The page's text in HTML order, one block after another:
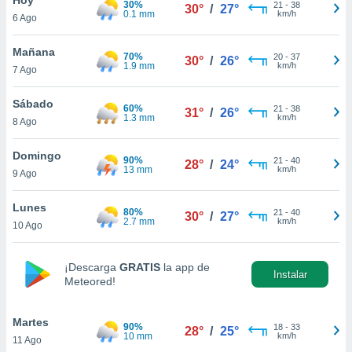
en
más
nuestra
de
aceptar
de
6 Ago
30%
0.1 mm
30° / 27° 21 - 38
km/h
Mañana
7 Ago
70%
1.9 mm
30° / 26° 20- 37
km/h
Sábado
8 Ago
60%
1.3 mm
31° / 26° 21 - 38
km/h
Domingo
9 Ago
90%
13 mm
28° / 24° 21 - 40
km/h
Lunes
10 Ago
80%
2.7 mm
30° / 27° 21 - 40
km/h
¡Descarga GRATIS la app de
Meteored!
Instalar
Martes
11 Ago
90%
10 mm
28° / 25° 18- 33
km/h